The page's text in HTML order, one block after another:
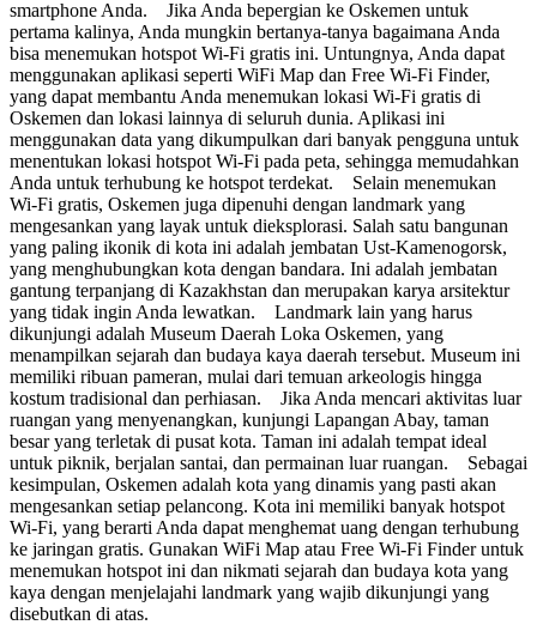
smartphone Anda. Jika Anda bepergian ke Oskemen untuk
pertama kalinya, Anda mungkin bertanya-tanya bagaimana Anda
bisa menemukan hotspot Wi-Fi gratis ini. Untungnya, Anda dapat
menggunakan aplikasi seperti WiFi Map dan Free Wi-Fi Finder,
yang dapat membantu Anda menemukan lokasi Wi-Fi gratis di
Oskemen dan lokasi lainnya di seluruh dunia. Aplikasi ini
menggunakan data yang dikumpulkan dari banyak pengguna untuk
menentukan lokasi hotspot Wi-Fi pada peta, sehingga memudahkan
Anda untuk terhubung ke hotspot terdekat. Selain menemukan
Wi-Fi gratis, Oskemen juga dipenuhi dengan landmark yang
mengesankan yang layak untuk dieksplorasi. Salah satu bangunan
yang paling ikonik di kota ini adalah jembatan Ust-Kamenogorsk,
yang menghubungkan kota dengan bandara. Ini adalah jembatan
gantung terpanjang di Kazakhstan dan merupakan karya arsitektur
yang tidak ingin Anda lewatkan. Landmark lain yang harus
dikunjungi adalah Museum Daerah Loka Oskemen, yang
menampilkan sejarah dan budaya kaya daerah tersebut. Museum ini
memiliki ribuan pameran, mulai dari temuan arkeologis hingga
kostum tradisional dan perhiasan. Jika Anda mencari aktivitas luar
ruangan yang menyenangkan, kunjungi Lapangan Abay, taman
besar yang terletak di pusat kota. Taman ini adalah tempat ideal
untuk piknik, berjalan santai, dan permainan luar ruangan. Sebagai
kesimpulan, Oskemen adalah kota yang dinamis yang pasti akan
mengesankan setiap pelancong. Kota ini memiliki banyak hotspot
Wi-Fi, yang berarti Anda dapat menghemat uang dengan terhubung
ke jaringan gratis. Gunakan WiFi Map atau Free Wi-Fi Finder untuk
menemukan hotspot ini dan nikmati sejarah dan budaya kota yang
kaya dengan menjelajahi landmark yang wajib dikunjungi yang
disebutkan di atas.